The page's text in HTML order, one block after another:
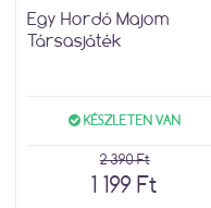
Egy Hordó Majom
Társasjáték
KÉSZLETEN VAN
2 390 Ft
1 199 Ft